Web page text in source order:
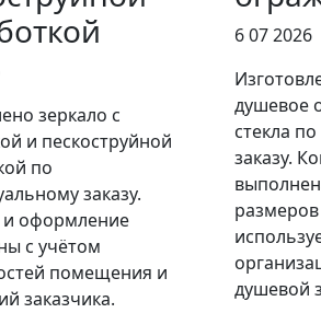
зеркало с
и пескоструйной
по
заказу.
оформление
с учётом
помещения и
заказчика.
6 07 2026
душевое
стекла
заказу.
душевой